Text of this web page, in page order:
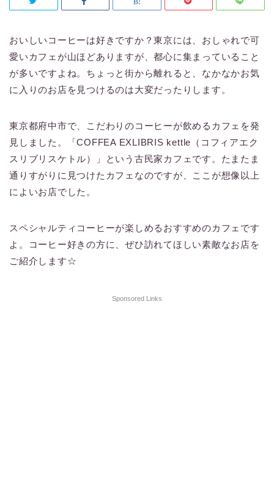
おいしいコーヒーは好きですか？東京には、おしゃれで可
愛いカフェが山ほどありますが、都心に集まっていること
が多いですよね。ちょっと街から離れると、なかなかお気
に入りのお店を見つけるのは大変だったりします。
東京都府中市で、こだわりのコーヒーが飲めるカフェを発
見しました。「COFFEA EXLIBRIS kettle（コフィアエク
スリブリスケトル）」という古民家カフェです。たまたま
通りすがりに見つけたカフェなのですが、ここが想像以上
によいお店でした。
スペシャルティコーヒーが楽しめるおすすめのカフェです
よ。コーヒー好きの方に、ぜひ訪れてほしい素敵なお店を
ご紹介します☆
Sponsored Links